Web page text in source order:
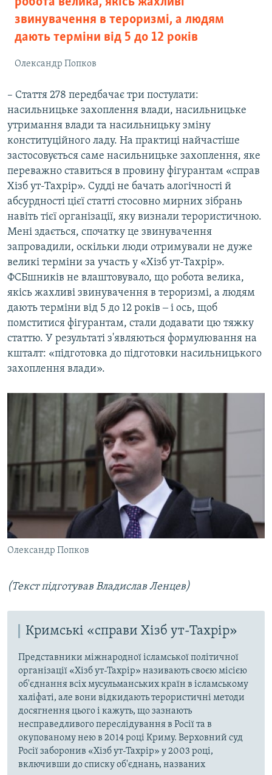
звинувачення в тероризмі, а людям
дають терміни від 5 до 12 років
Олександр Попков
– Стаття 278 передбачає три постулати:
насильницьке захоплення влади, насильницьке
утримання влади та насильницьку зміну
конституційного ладу. На практиці найчастіше
застосовується саме насильницьке захоплення, яке
переважно ставиться в провину фігурантам «справ
Хізб ут-Тахрір». Судді не бачать алогічності й
абсурдності цієї статті стосовно мирних зібрань
навіть тієї організації, яку визнали терористичною.
Мені здається, спочатку це звинувачення
запровадили, оскільки люди отримували не дуже
великі терміни за участь у «Хізб ут-Тахрір».
ФСБшників не влаштовувало, що робота велика,
якісь жахливі звинувачення в тероризмі, а людям
дають терміни від 5 до 12 років ‒ і ось, щоб
помститися фігурантам, стали додавати цю тяжку
статтю. У результаті з'являються формулювання на
кшталт: «підготовка до підготовки насильницького
захоплення влади».
Олександр Попков
(Текст підготував Владислав Ленцев)
Кримські «справи Хізб ут-Тахрір»
Представники міжнародної ісламської політичної
організації «Хізб ут-Тахрір» називають своєю місією
об'єднання всіх мусульманських країн в ісламському
халіфаті, але вони відкидають терористичні методи
досягнення цього і кажуть, що зазнають
несправедливого переслідування в Росії та в
окупованому нею в 2014 році Криму. Верховний суд
Росії заборонив «Хізб ут-Тахрір» у 2003 році,
включивши до списку об'єднань, названих